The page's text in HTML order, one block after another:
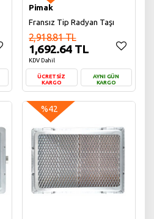
Pimak
Fransız Tip Radyan Taşı
2,918.81 TL
1,692.64 TL
KDV Dahil
ÜCRETSİZ
KARGO
AYNI GÜN
KARGO
Sepete Ekle
%42